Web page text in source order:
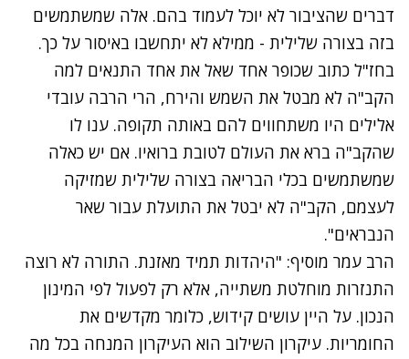
דברים שהציבור לא יוכל לעמוד בהם. אלה שמשתמשים
בזה בצורה שלילית - ממילא לא יתחשבו באיסור על כך.
בחז"ל כתוב שכופר אחד שאל את אחד התנאים למה
הקב"ה לא מבטל את השמש והירח, הרי הרבה עובדי
אלילים היו משתחווים להם באותה תקופה. ענו לו
שהקב"ה ברא את העולם לטובת ברואיו. אם יש כאלה
שמשתמשים בכלי הבריאה בצורה שלילית שמזיקה
לעצמם, הקב"ה לא יבטל את התועלת עבור שאר
הנבראים".
הרב עמר מוסיף: "היהדות תמיד מאזנת. התורה לא רוצה
התנזרות מוחלטת משתייה, אלא רק לפעול לפי המינון
הנכון. על היין עושים קידוש, כלומר מקדשים את
החומריות. עיקרון השילוב הוא העיקרון המנחה בכל מה